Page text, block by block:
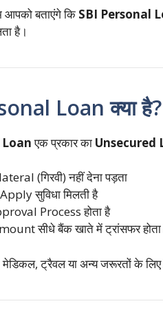
बताएंगे कि SBI Personal
है।
Loan क्या है?
Loanएक प्रकार का Unsecured
(गिरवी) नहीं देना पड़ता
सुविधा मिलती है
Process होता है
सीधे बैंक खाते में ट्रांसफर होता
ट्रैवल या अन्य जरूरतों के लिए